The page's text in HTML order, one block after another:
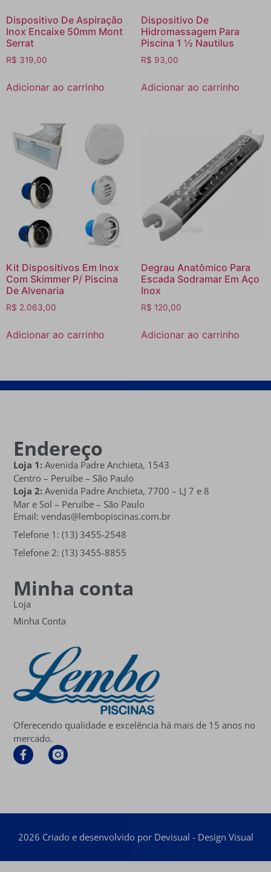
Dispositivo De Aspiração
Inox Encaixe 50mm Mont
Serrat
R$ 319,00
Adicionar ao carrinho
Dispositivo De
Hidromassagem Para
Piscina 1 ½ Nautilus
R$ 93,00
Adicionar ao carrinho
Kit Dispositivos Em Inox
Com Skimmer P/ Piscina
De Alvenaria
R$ 2.063,00
Adicionar ao carrinho
Degrau Anatômico Para
Escada Sodramar Em Aço
Inox
R$ 120,00
Adicionar ao carrinho
Oferecendo qualidade e excelência há mais de 15 anos no
mercado.
Minha conta
Loja
Minha Conta
Endereço
Loja 1: Avenida Padre Anchieta, 1543
Centro – Peruíbe – São Paulo
Loja 2: Avenida Padre Anchieta,7700 – LJ 7 e 8
Mar e Sol – Peruíbe – São Paulo
Email: vendas@lembopiscinas.com.br
Telefone 1: (13) 3455-2548
Telefone 2: (13) 3455-8855
2026 Criado e desenvolvido por Devisual - Design Visual